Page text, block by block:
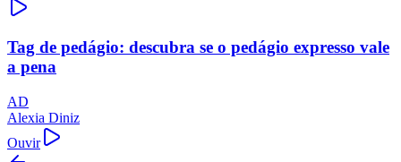
Tag de pedágio: descubra se o pedágio expresso vale
a pena
AD
Alexia Diniz
Ouvir